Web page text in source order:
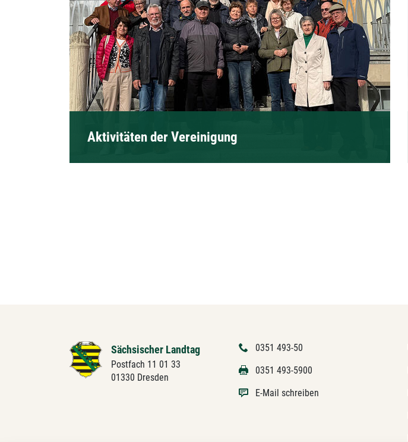
Aktivitäten der Vereinigung
Sächsischer Landtag
Postfach 11 01 33
01330 Dresden
0351 493-50
0351 493-5900
E-Mail schreiben